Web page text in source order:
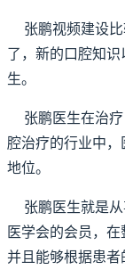
张鹏视频建设
了，新的口腔知
生。
张鹏医生在治
腔治疗的行业中
地位。
张鹏医生就是
医学会的会员，
并且能够根据患者